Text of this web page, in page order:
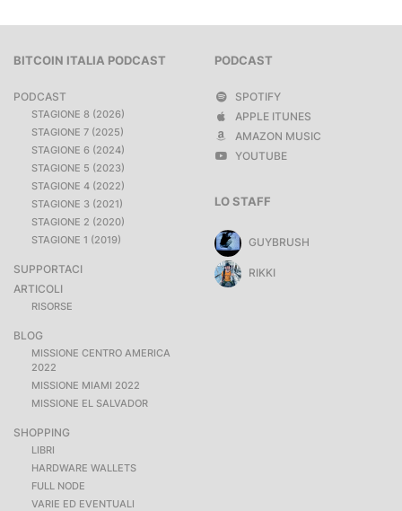
BITCOIN ITALIA PODCAST
PODCAST
STAGIONE 8 (2026)
STAGIONE 7 (2025)
STAGIONE 6 (2024)
STAGIONE 5 (2023)
STAGIONE 4 (2022)
STAGIONE 3 (2021)
STAGIONE 2 (2020)
STAGIONE 1 (2019)
SUPPORTACI
ARTICOLI
RISORSE
BLOG
MISSIONE CENTRO AMERICA
2022
MISSIONE MIAMI 2022
MISSIONE EL SALVADOR
SHOPPING
LIBRI
HARDWARE WALLETS
FULL NODE
VARIE ED EVENTUALI
PODCAST
SPOTIFY
APPLE ITUNES
AMAZON MUSIC
YOUTUBE
LO STAFF
GUYBRUSH
RIKKI